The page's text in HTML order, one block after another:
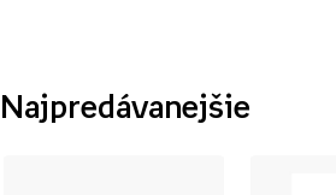
Najpredávanejšie